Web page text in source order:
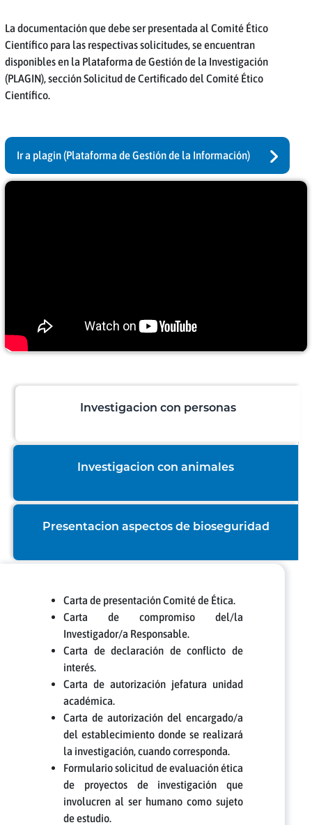
La documentación que debe ser presentada al Comité Ético
Científico para las respectivas solicitudes, se encuentran
disponibles en la Plataforma de Gestión de la Investigación
(PLAGIN), sección Solicitud de Certificado del Comité Ético
Científico.
Ir a plagin (Plataforma de Gestión de la Información)
Investigacion con personas
Investigacion con animales
Presentacion aspectos de bioseguridad
Carta de presentación Comité de Ética.
Carta de compromiso del/la
Investigador/a Responsable.
Carta de declaración de conflicto de
interés.
Carta de autorización jefatura unidad
académica.
Carta de autorización del encargado/a
del establecimiento donde se realizará
la investigación, cuando corresponda.
Formulario solicitud de evaluación ética
de proyectos de investigación que
involucren al ser humano como sujeto
de estudio.